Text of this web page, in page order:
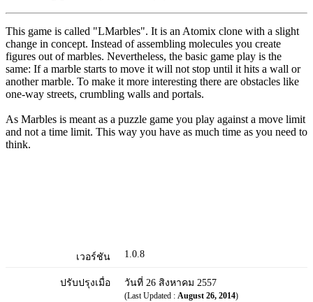
This game is called "LMarbles". It is an Atomix clone with a slight
change in concept. Instead of assembling molecules you create
figures out of marbles. Nevertheless, the basic game play is the
same: If a marble starts to move it will not stop until it hits a wall or
another marble. To make it more interesting there are obstacles like
one-way streets, crumbling walls and portals.
As Marbles is meant as a puzzle game you play against a move limit
and not a time limit. This way you have as much time as you need to
think.
เวอร์ชัน 1.0.8
ปรับปรุงเมื่อ วันที่ 26 สิงหาคม 2557
(Last Updated : August 26, 2014)